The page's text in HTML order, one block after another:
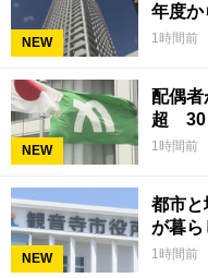
NEW
年度
1時間前
NEW
配偶
超 30
1時間前
NEW
都市
が暮
1時間前